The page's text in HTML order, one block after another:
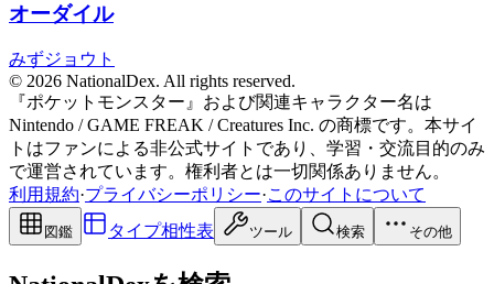
オーダイル
みずジョウト
© 2026 NationalDex. All rights reserved.
『ポケットモンスター』および関連キャラクター名は
Nintendo / GAME FREAK / Creatures Inc. の商標です。本サイ
トはファンによる非公式サイトであり、学習・交流目的のみ
で運営されています。権利者とは一切関係ありません。
利用規約·プライバシーポリシー·このサイトについて
図鑑 タイプ相性表 ツール 検索 その他